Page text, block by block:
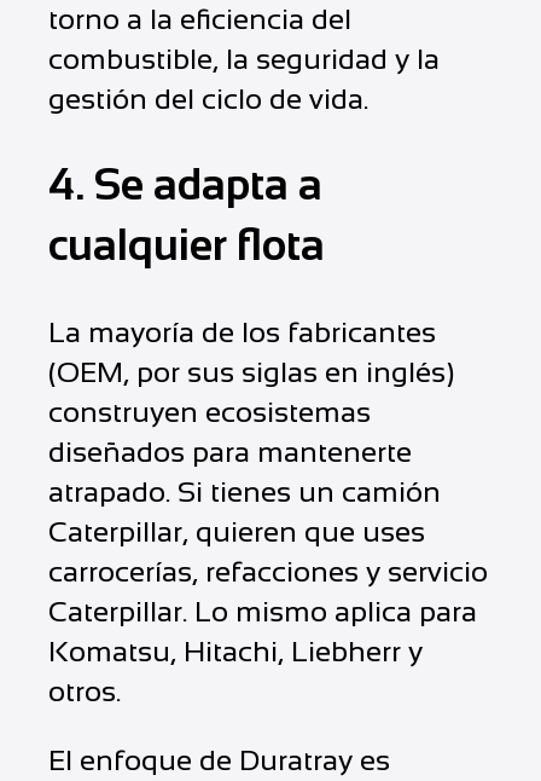
torno a la eficiencia del
combustible, la seguridad y la
gestión del ciclo de vida.
4. Se adapta a
cualquier flota
La mayoría de los fabricantes
(OEM, por sus siglas en inglés)
construyen ecosistemas
diseñados para mantenerte
atrapado. Si tienes un camión
Caterpillar, quieren que uses
carrocerías, refacciones y servicio
Caterpillar. Lo mismo aplica para
Komatsu, Hitachi, Liebherr y
otros.
El enfoque de Duratray es